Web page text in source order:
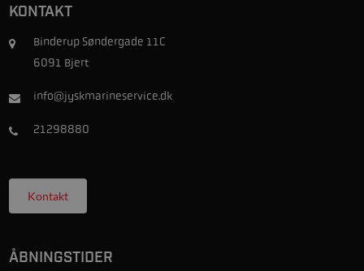
KONTAKT
Binderup Søndergade 11C
6091 Bjert
info@jyskmarineservice.dk
21298880
Kontakt
ÅBNINGSTIDER